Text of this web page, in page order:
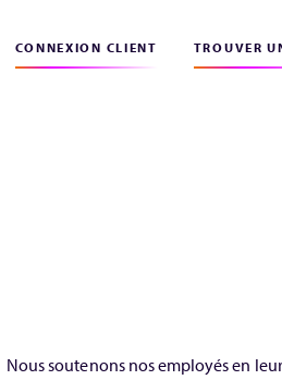
CONNEXION CLIENT TROUVER
Nous soutenons nos employés en